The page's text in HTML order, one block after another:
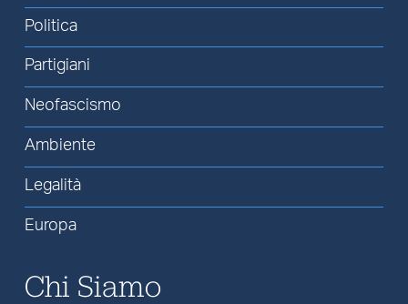
Politica
Partigiani
Neofascismo
Ambiente
Legalità
Europa
Chi Siamo